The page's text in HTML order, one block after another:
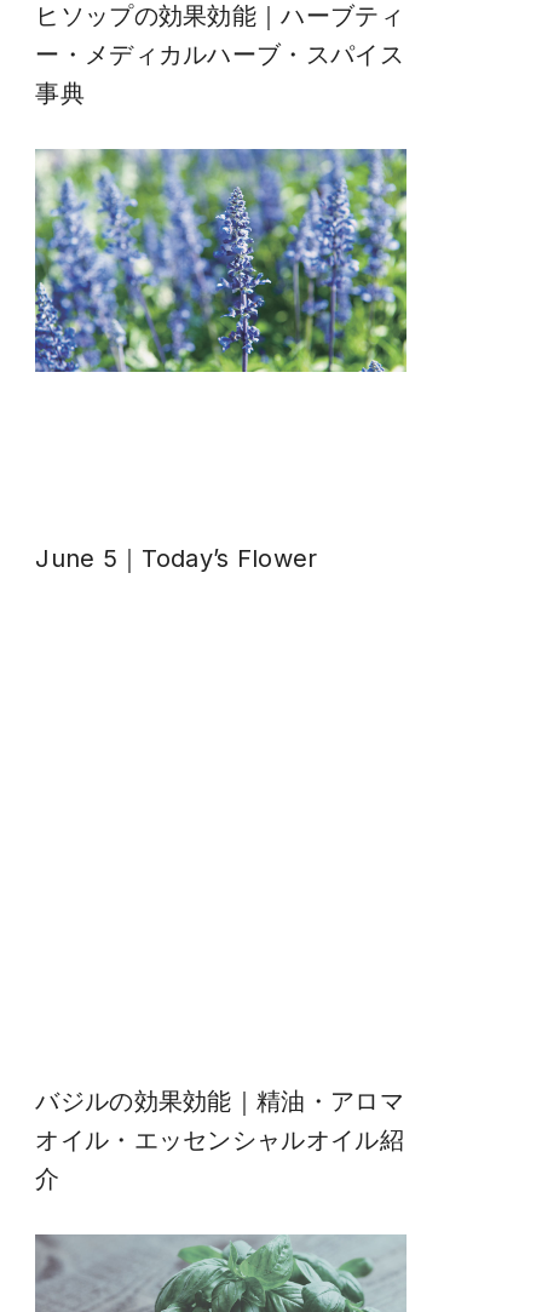
ヒソップの効果効能｜ハーブティ
ー・メディカルハーブ・スパイス
事典
June 5｜Today’s Flower
バジルの効果効能｜精油・アロマ
オイル・エッセンシャルオイル紹
介